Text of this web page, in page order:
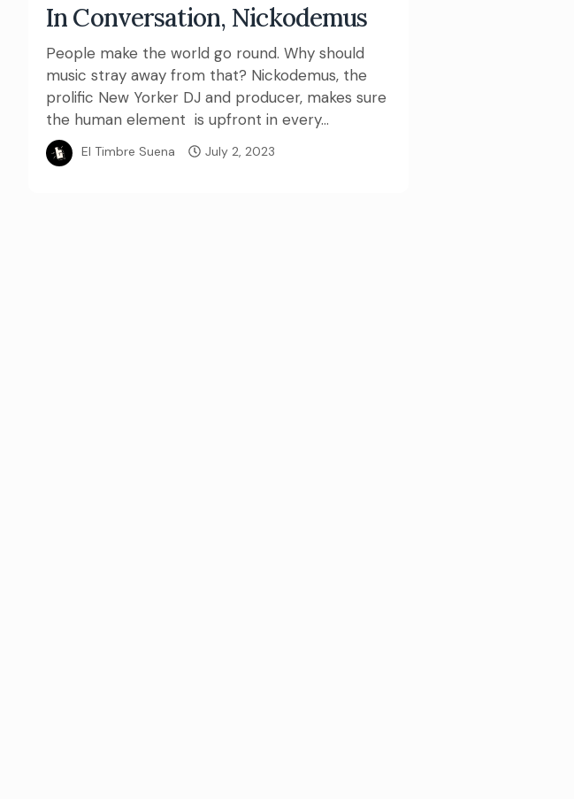
In Conversation, Nickodemus
People make the world go round. Why should
music stray away from that? Nickodemus, the
prolific New Yorker DJ and producer, makes sure
the human element is upfront in every...
El Timbre Suena July 2, 2023